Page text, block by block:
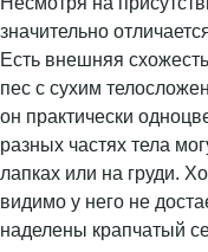
значительно
Есть внешняя
пес с сухим
он практически
разных частях тела
лапках или на груди.
видимо у него не
наделены крапчатый